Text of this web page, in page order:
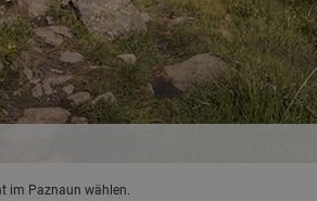
im Paznaun wählen.